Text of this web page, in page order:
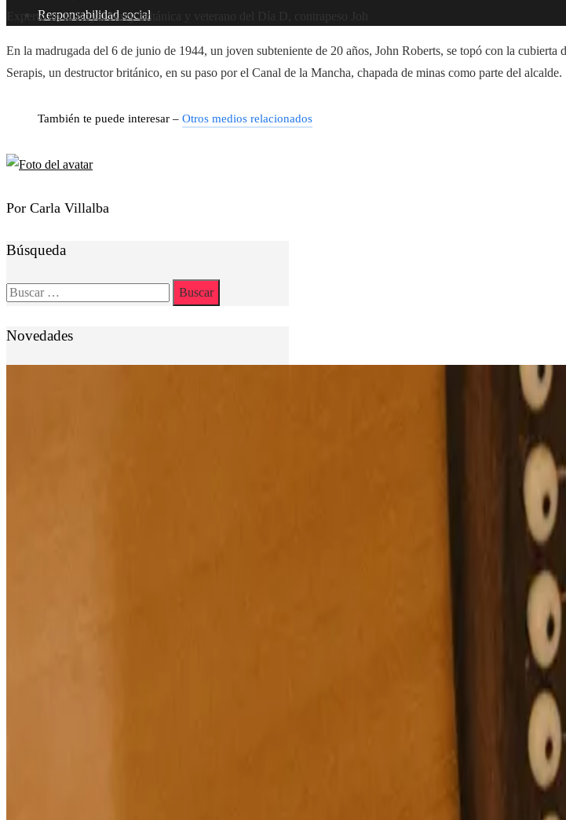
Responsabilidad social
Experto en la Royal Navy británica y veterano del Día D, contrapeso Joh
En la madrugada del 6 de junio de 1944, un joven subteniente de 20 años, John Roberts, se topó con la cubierta
Serapis, un destructor británico, en su paso por el Canal de la Mancha, chapada de minas como parte del alcalde.
También te puede interesar – Otros medios relacionados
Por Carla Villalba
Búsqueda
Buscar:
Novedades